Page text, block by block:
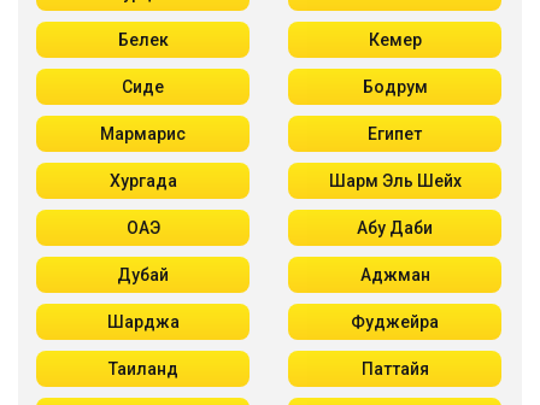
Белек Кемер
Сиде Бодрум
Мармарис Египет
Хургада Шарм Эль Шейх
ОАЭ Абу Даби
Дубай Аджман
Шарджа Фуджейра
Таиланд Паттайя